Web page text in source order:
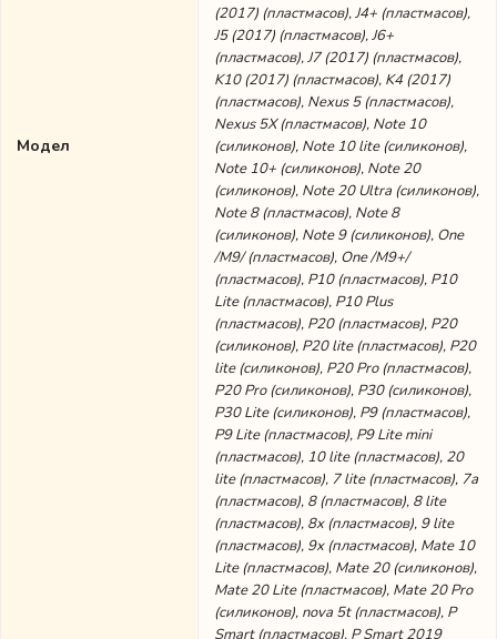
Модел
(2017) (пластмасов), J4+ (пластмасов),
J5 (2017) (пластмасов), J6+
(пластмасов), J7 (2017) (пластмасов),
K10 (2017) (пластмасов), K4 (2017)
(пластмасов), Nexus 5 (пластмасов),
Nexus 5X (пластмасов), Note 10
(силиконов), Note 10 lite (силиконов),
Note 10+ (силиконов), Note 20
(силиконов), Note 20 Ultra (силиконов),
Note 8 (пластмасов), Note 8
(силиконов), Note 9 (силиконов), One
/M9/ (пластмасов), One /M9+/
(пластмасов), P10 (пластмасов), P10
Lite (пластмасов), P10 Plus
(пластмасов), P20 (пластмасов), P20
(силиконов), P20 lite (пластмасов), P20
lite (силиконов), P20 Pro (пластмасов),
P20 Pro (силиконов), P30 (силиконов),
P30 Lite (силиконов), P9 (пластмасов),
P9 Lite (пластмасов), P9 Lite mini
(пластмасов), 10 lite (пластмасов), 20
lite (пластмасов), 7 lite (пластмасов), 7а
(пластмасов), 8 (пластмасов), 8 lite
(пластмасов), 8x (пластмасов), 9 lite
(пластмасов), 9x (пластмасов), Mate 10
Lite (пластмасов), Mate 20 (силиконов),
Mate 20 Lite (пластмасов), Mate 20 Pro
(силиконов), nova 5t (пластмасов), P
Smart (пластмасов), P Smart 2019